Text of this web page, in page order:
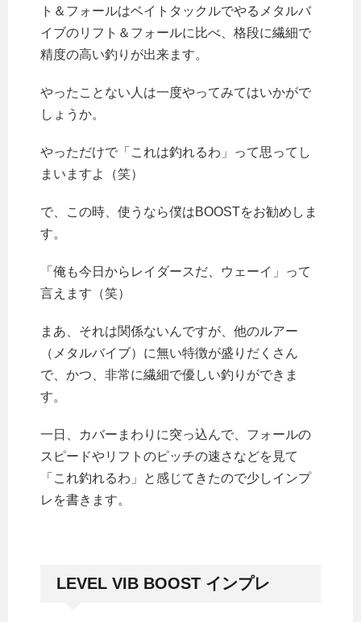
ト＆フォールはベイトタックルでやるメタルバ
イブのリフト＆フォールに比べ、格段に繊細で
精度の高い釣りが出来ます。
やったことない人は一度やってみてはいかがで
しょうか。
やっただけで「これは釣れるわ」って思ってし
まいますよ（笑）
で、この時、使うなら僕はBOOSTをお勧めしま
す。
「俺も今日からレイダースだ、ウェーイ」って
言えます（笑）
まあ、それは関係ないんですが、他のルアー
（メタルバイブ）に無い特徴が盛りだくさん
で、かつ、非常に繊細で優しい釣りができま
す。
一日、カバーまわりに突っ込んで、フォールの
スピードやリフトのピッチの速さなどを見て
「これ釣れるわ」と感じてきたので少しインプ
レを書きます。
LEVEL VIB BOOST インプレ